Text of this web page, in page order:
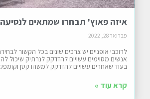
איזה פאוץ' תבחרו שמתאים לנסיעה
פברואר 28, 2022
לרוכבי אופניים יש צרכים שונים בכל הקשור
אנשים מסוימים עשויים להזדקק לנרתיק שיכול
בעוד שאחרים עשויים להזדקק למשהו קטן
קרא עוד »